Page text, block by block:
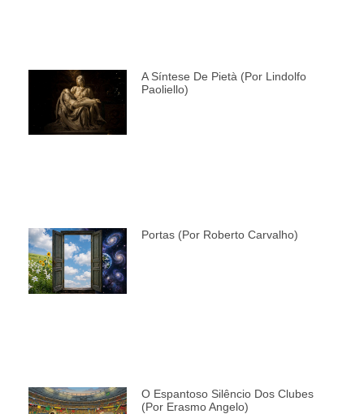
A Síntese De Pietà (por Lindolfo
Paoliello)
Portas (por Roberto Carvalho)
O Espantoso Silêncio Dos Clubes
(por Erasmo Angelo)